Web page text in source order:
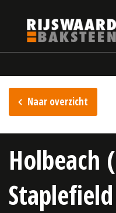
Naar overzicht
Holbeach
Staplefield